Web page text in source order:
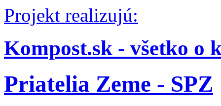
Projekt realizujú:
Kompost.sk - všetko o
Priatelia Zeme - SPZ